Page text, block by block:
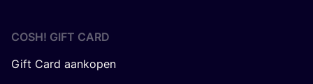
COSH! GIFT CARD
Gift Card aankopen